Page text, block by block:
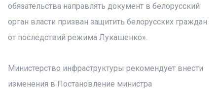
обязательства направлять документ в белорусский
орган власти призван защитить белорусских граждан
от последствий режима Лукашенко».
Министерство инфраструктуры рекомендует внести
изменения в Постановление министра